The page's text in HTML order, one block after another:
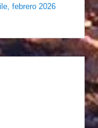
febrero 2026